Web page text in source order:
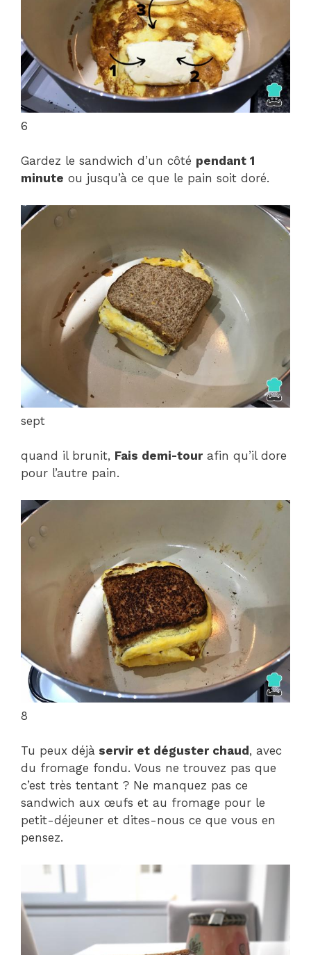
6
Gardez le sandwich d’un côté pendant 1
minute ou jusqu’à ce que le pain soit doré.
sept
quand il brunit, Fais demi-tourafin qu’il dore
pour l’autre pain.
8
Tu peux déjà servir et déguster chaud , avec
du fromage fondu. Vous ne trouvez pas que
c’est très tentant ? Ne manquez pas ce
sandwich aux œufs et au fromage pour le
petit-déjeuner et dites-nous ce que vous en
pensez.